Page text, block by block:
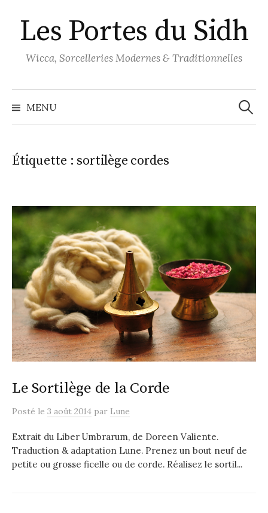
au
contenu
Les Portes du Sidh
Wicca, Sorcelleries Modernes & Traditionnelles
MENU
Étiquette : sortilège cordes
Le Sortilège de la Corde
Posté le 3 août 2014 par Lune
Extrait du Liber Umbrarum, de Doreen Valiente.
Traduction & adaptation Lune. Prenez un bout neuf de
petite ou grosse ficelle ou de corde. Réalisez le sortil...